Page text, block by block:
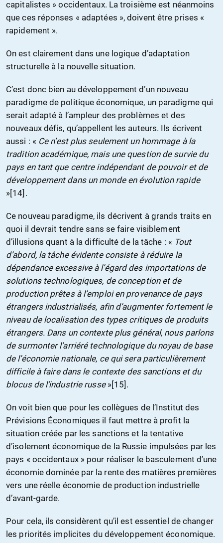
capitalistes » occidentaux. La troisième est néanmoins
que ces réponses « adaptées », doivent être prises «
rapidement ».
On est clairement dans une logique d’adaptation
structurelle à la nouvelle situation.
C’est donc bien au développement d’un nouveau
paradigme de politique économique, un paradigme qui
serait adapté à l’ampleur des problèmes et des
nouveaux défis, qu’appellent les auteurs. Ils écrivent
aussi : « Ce n’est plus seulement un hommage à la
tradition académique, mais une question de survie du
pays en tant que centre indépendant de pouvoir et de
développement dans un monde en évolution rapide
»[14].
Ce nouveau paradigme, ils décrivent à grands traits en
quoi il devrait tendre sans se faire visiblement
d’illusions quant à la difficulté de la tâche : « Tout
d’abord, la tâche évidente consiste à réduire la
dépendance excessive à l’égard des importations de
solutions technologiques, de conception et de
production prêtes à l’emploi en provenance de pays
étrangers industrialisés, afin d’augmenter fortement le
niveau de localisation des types critiques de produits
étrangers. Dans un contexte plus général, nous parlons
de surmonter l’arriéré technologique du noyau de base
de l’économie nationale, ce qui sera particulièrement
difficile à faire dans le contexte des sanctions et du
blocus de l’industrie russe »[15].
On voit bien que pour les collègues de l’Institut des
Prévisions Économiques il faut mettre à profit la
situation créée par les sanctions et la tentative
d’isolement économique de la Russie impulsées par les
pays « occidentaux » pour réaliser le basculement d’une
économie dominée par la rente des matières premières
vers une réelle économie de production industrielle
d’avant-garde.
Pour cela, ils considèrent qu’il est essentiel de changer
les priorités implicites du développement économique.